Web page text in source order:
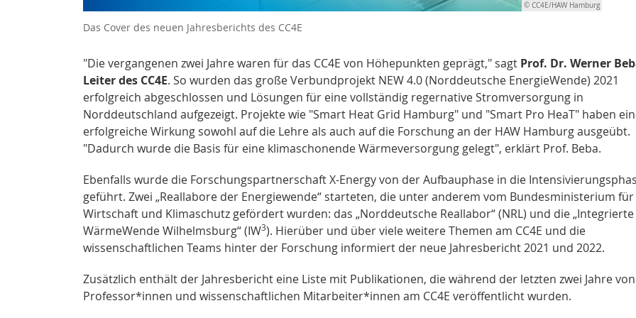
© CC4E/HAW Hamburg
Das Cover des neuen Jahresberichts des CC4E
"Die vergangenen zwei Jahre waren für das CC4E von Höhepunkten geprägt," sagt Prof. Dr. Werner
Leiter des CC4E. So wurden das große Verbundprojekt NEW 4.0 (Norddeutsche EnergieWende) 2021
erfolgreich abgeschlossen und Lösungen für eine vollständig regernative Stromversorgung in
Norddeutschland aufgezeigt. Projekte wie "Smart Heat Grid Hamburg" und "Smart Pro HeaT" haben
erfolgreiche Wirkung sowohl auf die Lehre als auch auf die Forschung an der HAW Hamburg ausgeübt.
"Dadurch wurde die Basis für eine klimaschonende Wärmeversorgung gelegt", erklärt Prof. Beba.
Ebenfalls wurde die Forschungspartnerschaft X-Energy von der Aufbauphase in die
geführt. Zwei „Reallabore der Energiewende“ starteten, die unter anderem vom Bundesministerium für
Wirtschaft und Klimaschutz gefördert wurden: das „Norddeutsche Reallabor“ (NRL) und die „Integrierte
WärmeWende Wilhelmsburg“ (IW3). Hierüber und über viele weitere Themen am CC4E und die
wissenschaftlichen Teams hinter der Forschung informiert der neue Jahresbericht 2021 und 2022.
Zusätzlich enthält der Jahresbericht eine Liste mit Publikationen, die während der letzten zwei Jahre von
Professor*innen und wissenschaftlichen Mitarbeiter*innen am CC4E veröffentlicht wurden.